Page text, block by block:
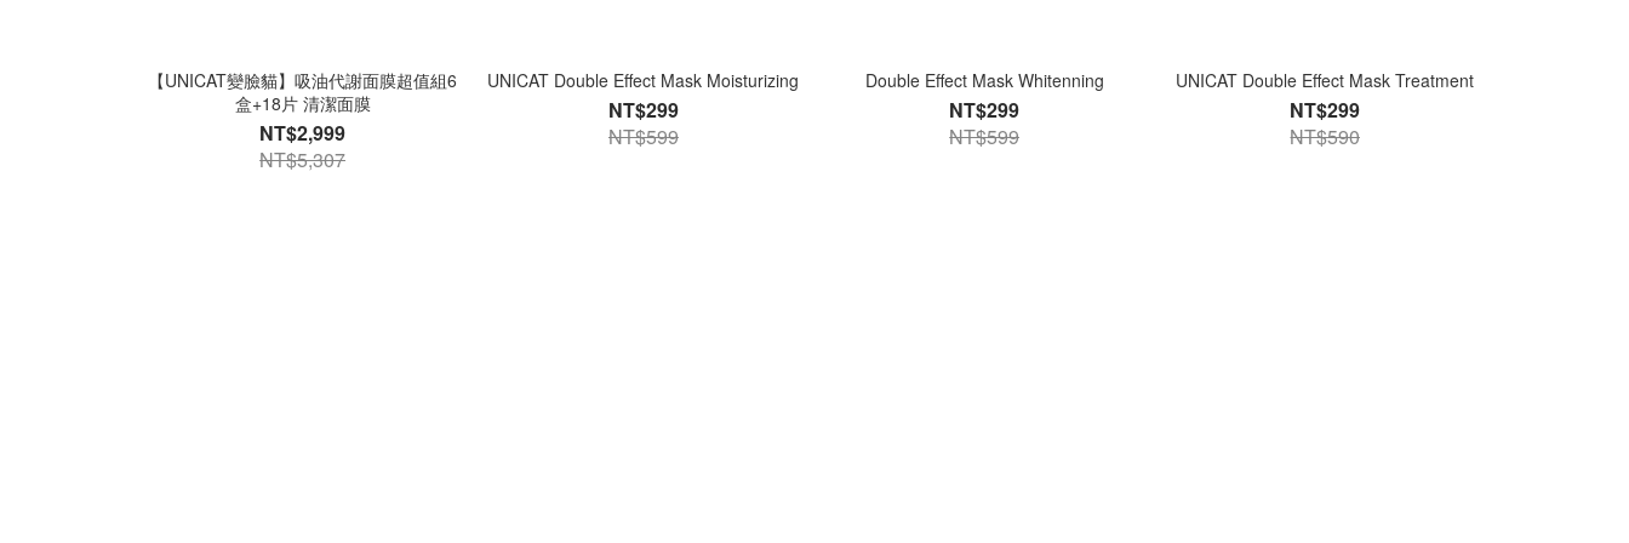
【UNICAT變臉貓】吸油代謝面膜超值組6
盒+18片 清潔面膜
NT$2,999
NT$5,307
UNICAT Double Effect Mask Moisturizing
NT$299
NT$599
Double Effect Mask Whitenning
NT$299
NT$599
UNICAT Double Effect Mask Treatment
NT$299
NT$590